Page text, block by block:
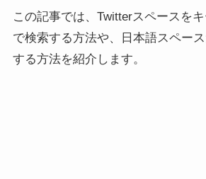
この記事では、Twitterスペースを
で検索する方法や、日本語スペー
する方法を紹介します。